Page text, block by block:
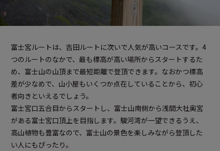
富士宮ルートは、吉田ルートに次いで人気が高いコースです。4
つのルートのなかで、最も標高が高い場所からスタートするた
め、富士山の山頂まで最短距離で登頂できます。なおかつ標高
差が少なめで、山小屋もいくつか点在していることから、初心
者向きといえるでしょう。
富士宮口五合目からスタートし、富士山南側から浅間大社奥宮
がある富士宮口頂上を目指します。駿河湾が一望できるうえ、
高山植物も豊富なので、富士山の景色を楽しみながら登頂した
い人にもぴったり。